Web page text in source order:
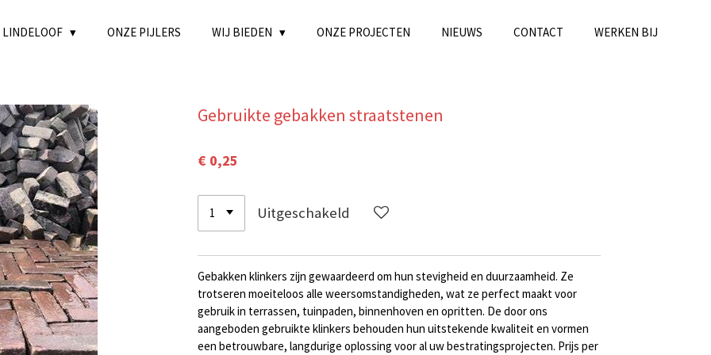
LINDELOOF ONZE PIJLERS WIJ BIEDEN ONZE PROJECTEN NIEUWS CONTACT WERKEN BIJ
Gebruikte gebakken straatstenen
€ 0,25
Uitgeschakeld
Gebakken klinkers zijn gewaardeerd om hun stevigheid en duurzaamheid. Ze
trotseren moeiteloos alle weersomstandigheden, wat ze perfect maakt voor
gebruik in terrassen, tuinpaden, binnenhoven en opritten. De door ons
aangeboden gebruikte klinkers behouden hun uitstekende kwaliteit en vormen
een betrouwbare, langdurige oplossing voor al uw bestratingsprojecten. Prijs per